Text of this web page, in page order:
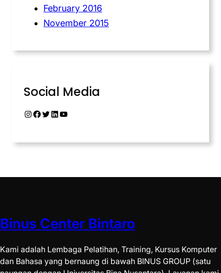
February 2016
November 2015
Social Media
Binus Center Bintaro
Kami adalah Lembaga Pelatihan, Training, Kursus Komputer
dan Bahasa yang bernaung di bawah BINUS GROUP (satu